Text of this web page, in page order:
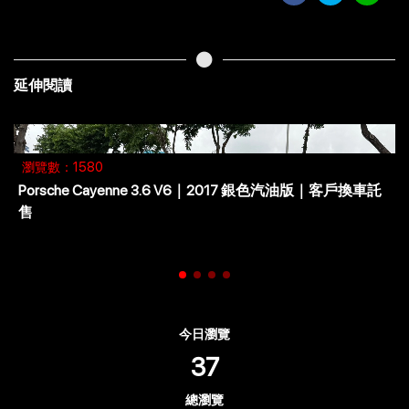
延伸閱讀
瀏覽數：2104
Audi R8 5.2 FSI V10 quattro - 賽車場上常勝軍-速必威保時
捷維修場
今日瀏覽
37
總瀏覽